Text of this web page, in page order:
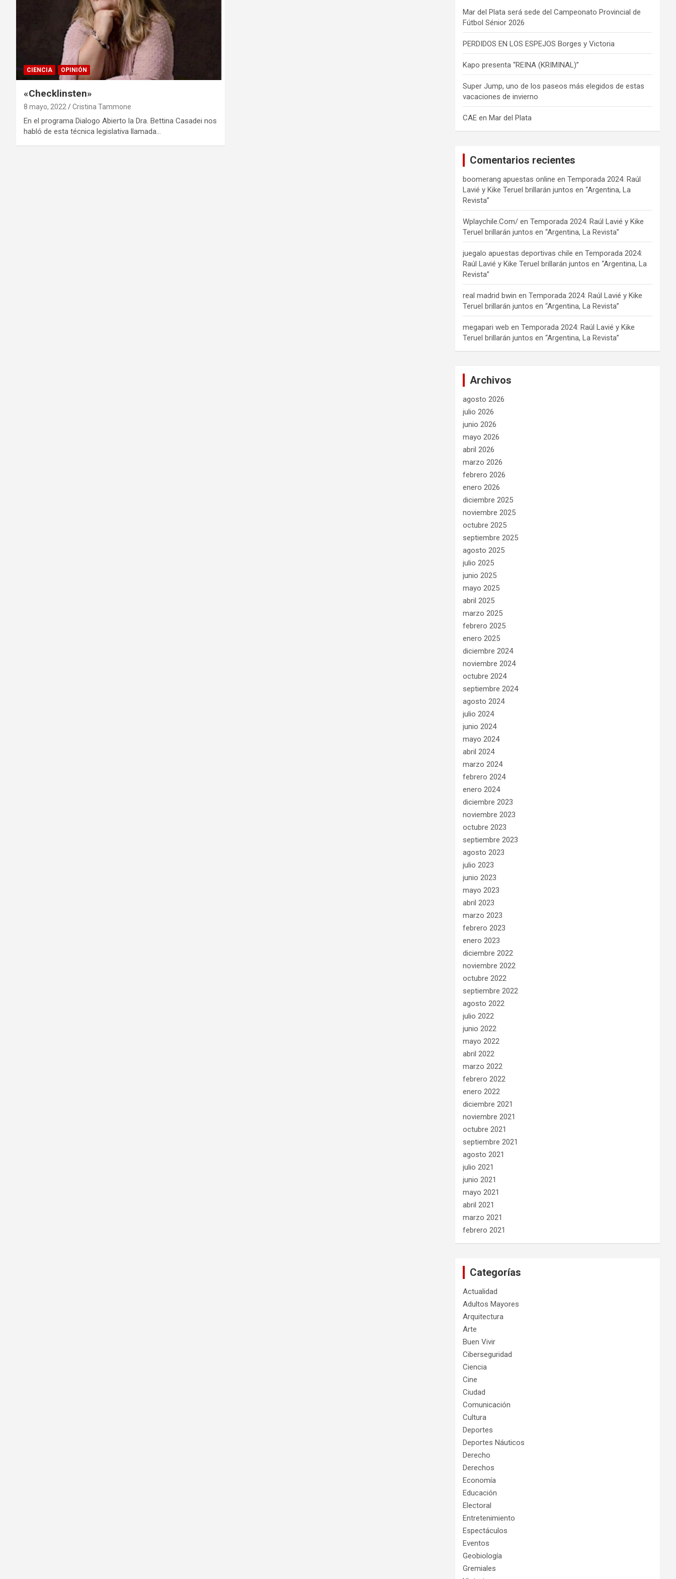
CIENCIA OPINIÓN
«Checklinsten»
8 mayo, 2022 Cristina Tammone
En el programa Dialogo Abierto la Dra. Bettina Casadei nos
habló de esta técnica legislativa llamada…
Mar del Plata será sede del Campeonato Provincial de
Fútbol Sénior 2026
PERDIDOS EN LOS ESPEJOS Borges y Victoria
Kapo presenta “REINA (KRIMINAL)”
Super Jump, uno de los paseos más elegidos de estas
vacaciones de invierno
CAE en Mar del Plata
Comentarios recientes
boomerang apuestas online enTemporada 2024: Raúl
Lavié y Kike Teruel brillarán juntos en “Argentina, La
Revista”
Wplaychile.Com/ enTemporada 2024: Raúl Lavié y Kike
Teruel brillarán juntos en “Argentina, La Revista”
juegalo apuestas deportivas chile enTemporada 2024:
Raúl Lavié y Kike Teruel brillarán juntos en “Argentina, La
Revista”
real madrid bwin enTemporada 2024: Raúl Lavié y Kike
Teruel brillarán juntos en “Argentina, La Revista”
megapari web enTemporada 2024: Raúl Lavié y Kike
Teruel brillarán juntos en “Argentina, La Revista”
Archivos
agosto 2026
julio 2026
junio 2026
mayo 2026
abril 2026
marzo 2026
febrero 2026
enero 2026
diciembre 2025
noviembre 2025
octubre 2025
septiembre 2025
agosto 2025
julio 2025
junio 2025
mayo 2025
abril 2025
marzo 2025
febrero 2025
enero 2025
diciembre 2024
noviembre 2024
octubre 2024
septiembre 2024
agosto 2024
julio 2024
junio 2024
mayo 2024
abril 2024
marzo 2024
febrero 2024
enero 2024
diciembre 2023
noviembre 2023
octubre 2023
septiembre 2023
agosto 2023
julio 2023
junio 2023
mayo 2023
abril 2023
marzo 2023
febrero 2023
enero 2023
diciembre 2022
noviembre 2022
octubre 2022
septiembre 2022
agosto 2022
julio 2022
junio 2022
mayo 2022
abril 2022
marzo 2022
febrero 2022
enero 2022
diciembre 2021
noviembre 2021
octubre 2021
septiembre 2021
agosto 2021
julio 2021
junio 2021
mayo 2021
abril 2021
marzo 2021
febrero 2021
Categorías
Actualidad
Adultos Mayores
Arquitectura
Arte
Buen Vivir
Ciberseguridad
Ciencia
Cine
Ciudad
Comunicación
Cultura
Deportes
Deportes Náuticos
Derecho
Derechos
Economía
Educación
Electoral
Entretenimiento
Espectáculos
Eventos
Geobiología
Gremiales